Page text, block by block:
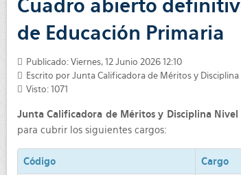
Cuadro abierto
de Educación Primaria
Publicado: Viernes, 12 Junio 2026 12:10
Escrito por Junta Calificadora de Méritos y Disciplina
Visto: 1071
Junta Calificadora de Méritos y Disciplina
para cubrir los siguientes cargos:
Código Cargo